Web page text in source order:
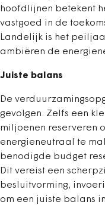
hoofdlijnen betekent
vastgoed in de
Landelijk is het
ambiëren de
Juiste balans
De
gevolgen. Zelfs een
miljoenen reserveren
energieneutraal te
benodigde budget
Dit vereist een
besluitvorming,
om een juiste balans